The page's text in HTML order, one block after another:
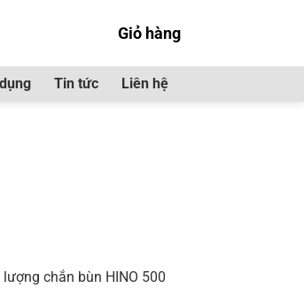
Giỏ hàng
Tin tức Liên hệ
chắn bùn HINO 500